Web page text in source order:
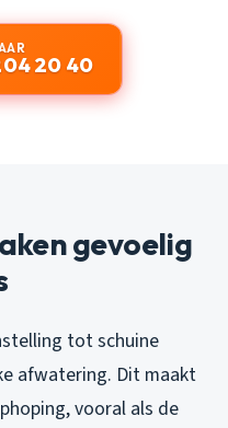
20 40
gevoelig
tot schuine
afwatering. Dit maakt
vooral als de